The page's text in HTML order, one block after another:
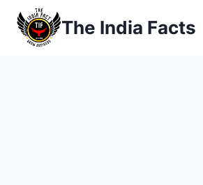
Skip
content
The India Facts